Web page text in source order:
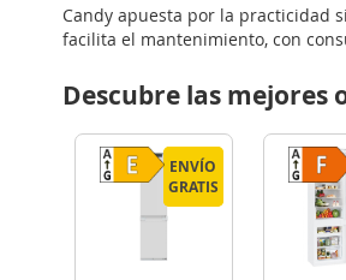
Candy apuesta por la practicidad
facilita el mantenimiento, con
Descubre las
ENVÍO
GRATIS
ENVÍO
GRATIS